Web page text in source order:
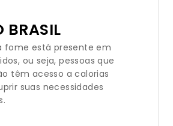
BRASIL
fome está presente em
ou seja, pessoas que
têm acesso a calorias
suas necessidades